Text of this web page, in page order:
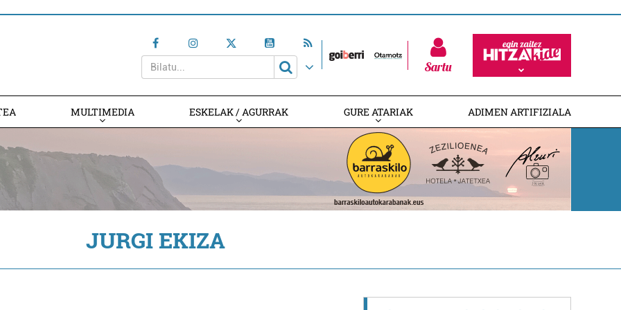
Sartu
MULTIMEDIA ESKELAK / AGURRAK GURE ATARIAK ADIMEN ARTIFIZIALA
JURGI EKIZA